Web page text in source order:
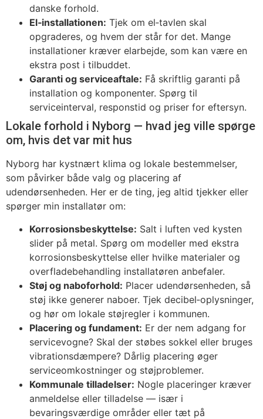
danske forhold.
El‑installationen: Tjek om el‑tavlen skal
opgraderes, og hvem der står for det. Mange
installationer kræver elarbejde, som kan være en
ekstra post i tilbuddet.
Garanti og serviceaftale: Få skriftlig garanti på
installation og komponenter. Spørg til
serviceinterval, responstid og priser for eftersyn.
Lokale forhold i Nyborg — hvad jeg ville spørge
om, hvis det var mit hus
Nyborg har kystnært klima og lokale bestemmelser,
som påvirker både valg og placering af
udendørsenheden. Her er de ting, jeg altid tjekker eller
spørger min installatør om:
Korrosionsbeskyttelse: Salt i luften ved kysten
slider på metal. Spørg om modeller med ekstra
korrosionsbeskyttelse eller hvilke materialer og
overfladebehandling installatøren anbefaler.
Støj og naboforhold: Placer udendørsenheden, så
støj ikke generer naboer. Tjek decibel‑oplysninger,
og hør om lokale støjregler i kommunen.
Placering og fundament: Er der nem adgang for
servicevogne? Skal der støbes sokkel eller bruges
vibrationsdæmpere? Dårlig placering øger
serviceomkostninger og støjproblemer.
Kommunale tilladelser: Nogle placeringer kræver
anmeldelse eller tilladelse — især i
bevaringsværdige områder eller tæt på